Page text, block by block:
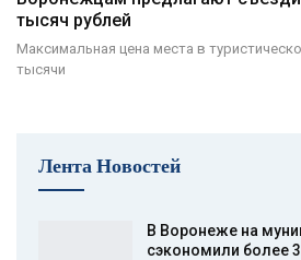
тысяч рублей
Максимальная цена места в
тысячи
Лента Новостей
В Воронеже на
сэкономили более